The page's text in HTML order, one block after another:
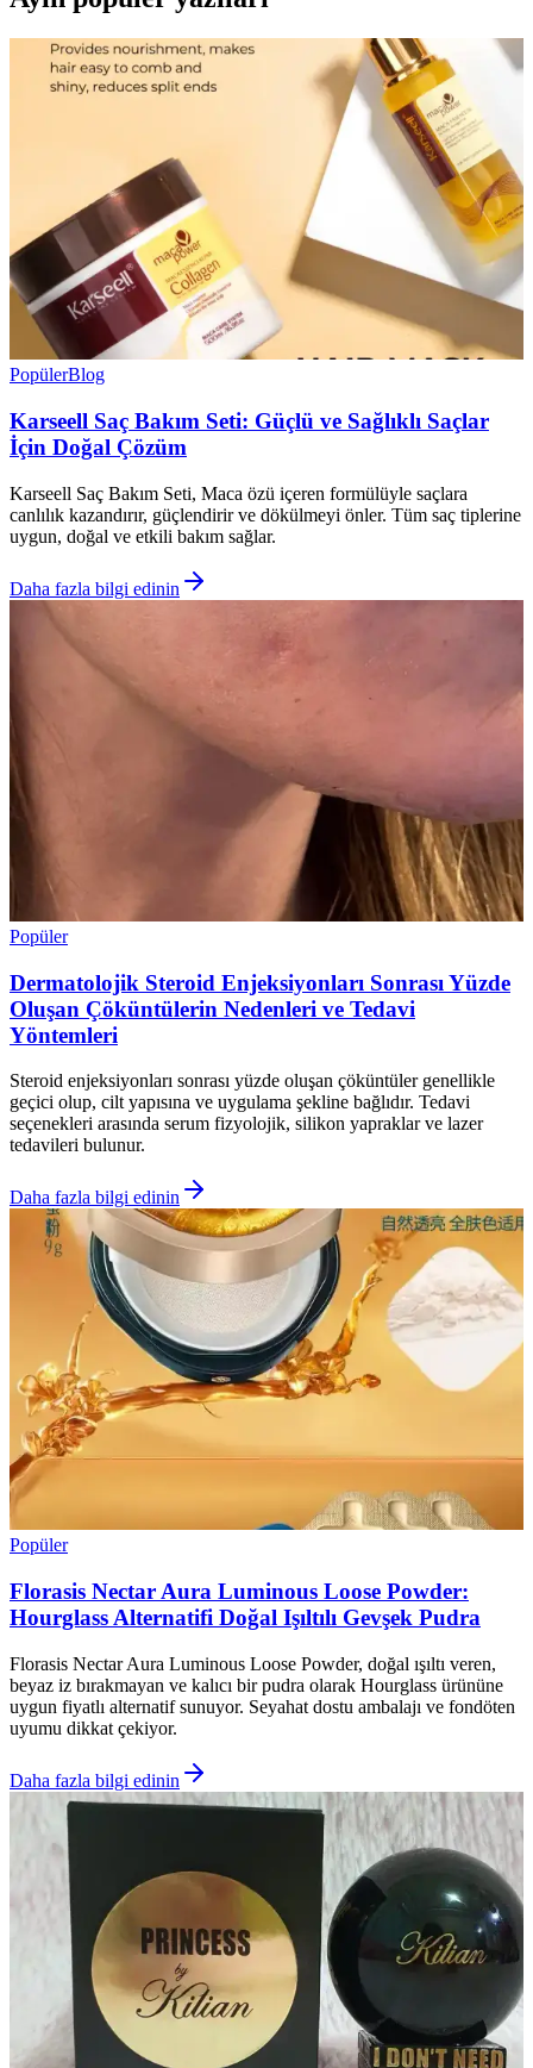
PopülerBlog
Karseell Saç Bakım Seti: Güçlü ve Sağlıklı Saçlar
İçin Doğal Çözüm
Karseell Saç Bakım Seti, Maca özü içeren formülüyle saçlara
canlılık kazandırır, güçlendirir ve dökülmeyi önler. Tüm saç tiplerine
uygun, doğal ve etkili bakım sağlar.
Daha fazla bilgi edinin
Popüler
Dermatolojik Steroid Enjeksiyonları Sonrası Yüzde
Oluşan Çöküntülerin Nedenleri ve Tedavi
Yöntemleri
Steroid enjeksiyonları sonrası yüzde oluşan çöküntüler genellikle
geçici olup, cilt yapısına ve uygulama şekline bağlıdır. Tedavi
seçenekleri arasında serum fizyolojik, silikon yapraklar ve lazer
tedavileri bulunur.
Daha fazla bilgi edinin
Popüler
Florasis Nectar Aura Luminous Loose Powder:
Hourglass Alternatifi Doğal Işıltılı Gevşek Pudra
Florasis Nectar Aura Luminous Loose Powder, doğal ışıltı veren,
beyaz iz bırakmayan ve kalıcı bir pudra olarak Hourglass ürününe
uygun fiyatlı alternatif sunuyor. Seyahat dostu ambalajı ve fondöten
uyumu dikkat çekiyor.
Daha fazla bilgi edinin